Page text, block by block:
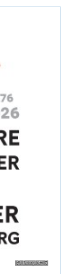
© Domplatz 5